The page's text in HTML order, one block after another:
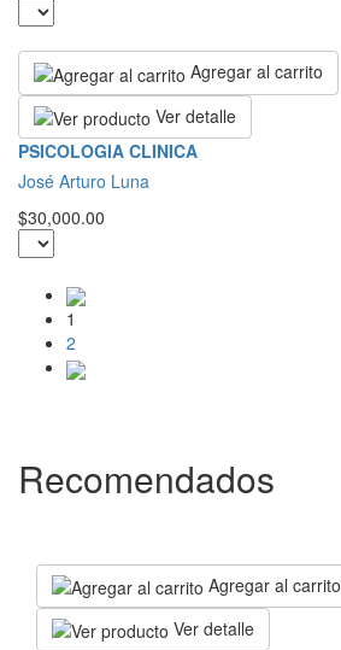
Agregar al carrito
Ver detalle
PSICOLOGIA CLINICA
José Arturo Luna
$30,000.00
1
2
Recomendados
Agregar al carrito
Ver detalle